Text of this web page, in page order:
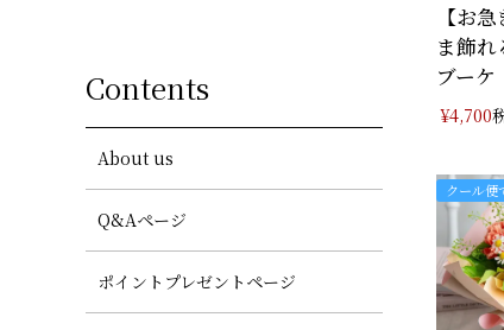
Contents
About us
Q&Aページ
ポイントプレゼントページ
【お
ま飾れ
ブーケ
¥4,700
クール便